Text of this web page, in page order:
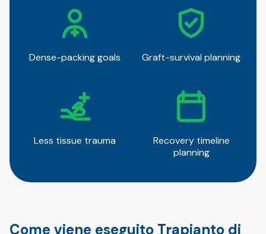
Dense-packing goals Graft-survival planning
Less tissue trauma
Recovery timeline
planning
Come viene eseguito Trapianto di